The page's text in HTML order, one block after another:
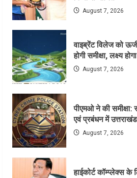
August 7, 2026
वाइब्रेंट विलेज को
होगी समीक्षा, लक्ष्य
August 7, 2026
पीएमओ ने की समीक्षा:
एवं प्रबंधन में
August 7, 2026
हाईकोर्ट कॉम्प्लेक्स के